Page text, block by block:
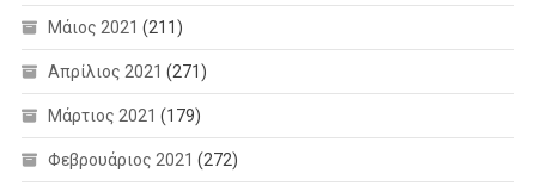
Μάιος 2021 (211)
Απρίλιος 2021 (271)
Μάρτιος 2021 (179)
Φεβρουάριος 2021 (272)